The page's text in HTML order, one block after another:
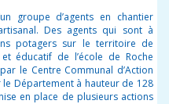
groupe d’agents en chantier
Des agents qui sont à
potagers sur le territoire de
et éducatif de l’école de Roche
le Centre Communal d’Action
le Département à hauteur de 128
en place de plusieurs actions